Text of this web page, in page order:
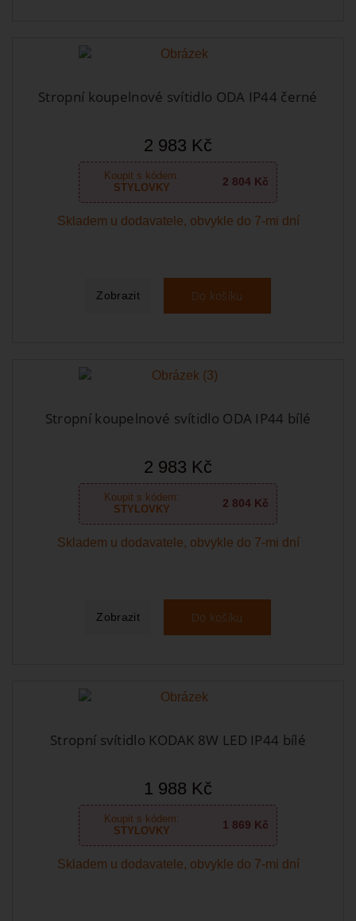
Stropní koupelnové svítidlo ODA IP44 černé
2 983 Kč
Koupit s kódem:
STYLOVKY
2 804 Kč
Skladem u dodavatele, obvykle do 7-mi dní
Zobrazit Do košíku
Stropní koupelnové svítidlo ODA IP44 bílé
2 983 Kč
Koupit s kódem:
STYLOVKY
2 804 Kč
Skladem u dodavatele, obvykle do 7-mi dní
Zobrazit Do košíku
Stropní svítidlo KODAK 8W LED IP44 bílé
1 988 Kč
Koupit s kódem:
STYLOVKY
1 869 Kč
Skladem u dodavatele, obvykle do 7-mi dní